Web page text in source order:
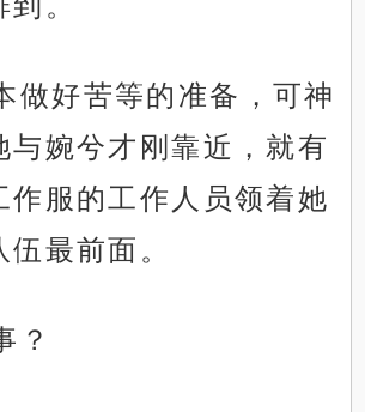
做好苦等的准备，可神
与婉兮才刚靠近，就有
作服的工作人员领着她
最前面。
？